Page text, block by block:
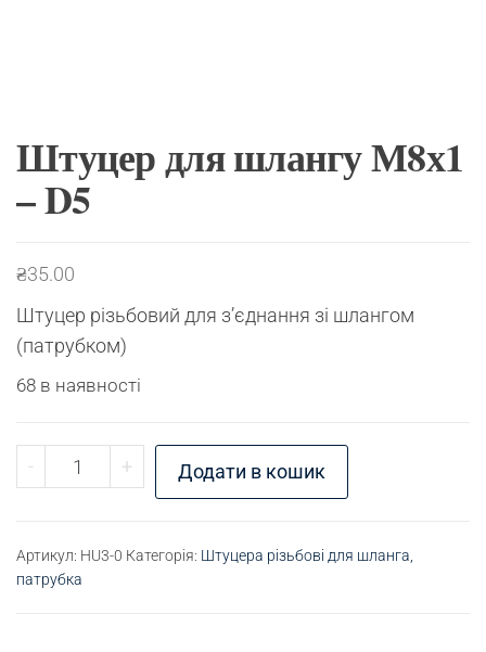
Штуцер для шлангу М8х1
– D5
₴35.00
Штуцер різьбовий для з’єднання зі шлангом
(патрубком)
68 в наявності
- Штуцер для шлангу М8х1 - D5 кількість
+ Додати в кошик
Артикул: HU3-0 Категорія: Штуцера різьбові для шланга,
патрубка